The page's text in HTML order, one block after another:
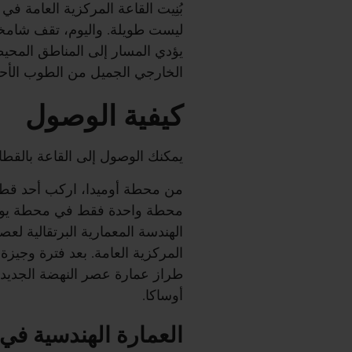
ليست طويلة. واليوم، تقف
يؤدي المسار إلى المناطق
الخارجي الجميل من الطوب
كيفية الوصول
يمكنك الوصول إلى القاعة
من محطة أوميدا، اركب أحد
محطة واحدة فقط في محطة
الهندسة المعمارية البرتقالية
المركزية العامة. بعد فترة
طراز عمارة عصر النهضة
أوساكا.
العمارة الهندسية